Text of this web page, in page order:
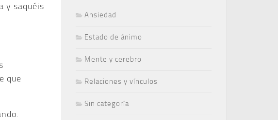
y saquéis
que
Ansiedad
Estado de ánimo
Mente y cerebro
Relaciones y vínculos
Sin categoría